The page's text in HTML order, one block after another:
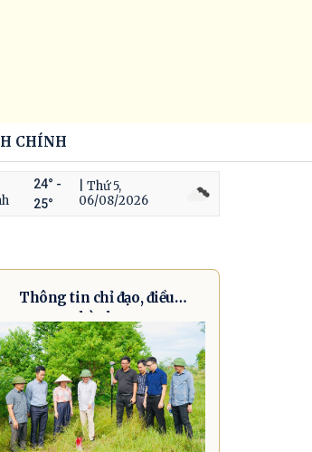
CHÍNH
24° -
25°
| Thứ 5,
06/08/2026
Thông tin chỉ đạo, điều
hành